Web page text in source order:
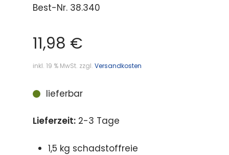
Best-Nr. 38.340
11,98 €
inkl. 19 % MwSt. zzgl. Versandkosten
lieferbar
Lieferzeit: 2-3 Tage
1,5 kg schadstoffreie